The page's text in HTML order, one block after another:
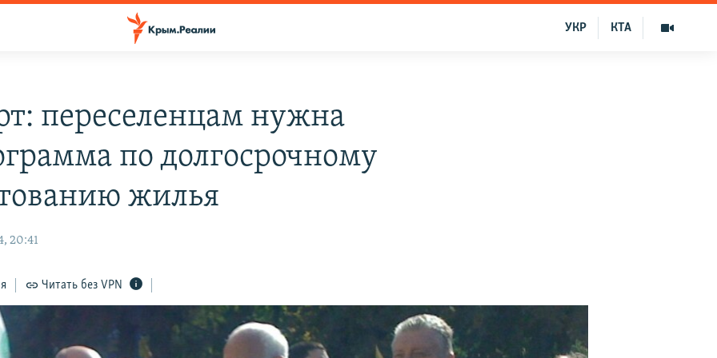
КТА
УКР
переселенцам нужна
по долгосрочному
жилья
20:41
Читать без VPN